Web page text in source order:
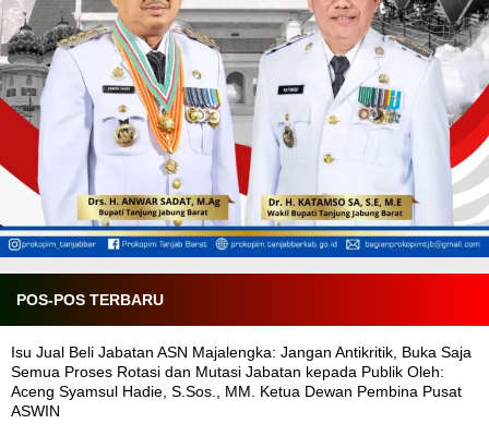
POS-POS TERBARU
Isu Jual Beli Jabatan ASN Majalengka: Jangan Antikritik, Buka Saja
Semua Proses Rotasi dan Mutasi Jabatan kepada Publik Oleh:
Aceng Syamsul Hadie, S.Sos., MM. Ketua Dewan Pembina Pusat
ASWIN